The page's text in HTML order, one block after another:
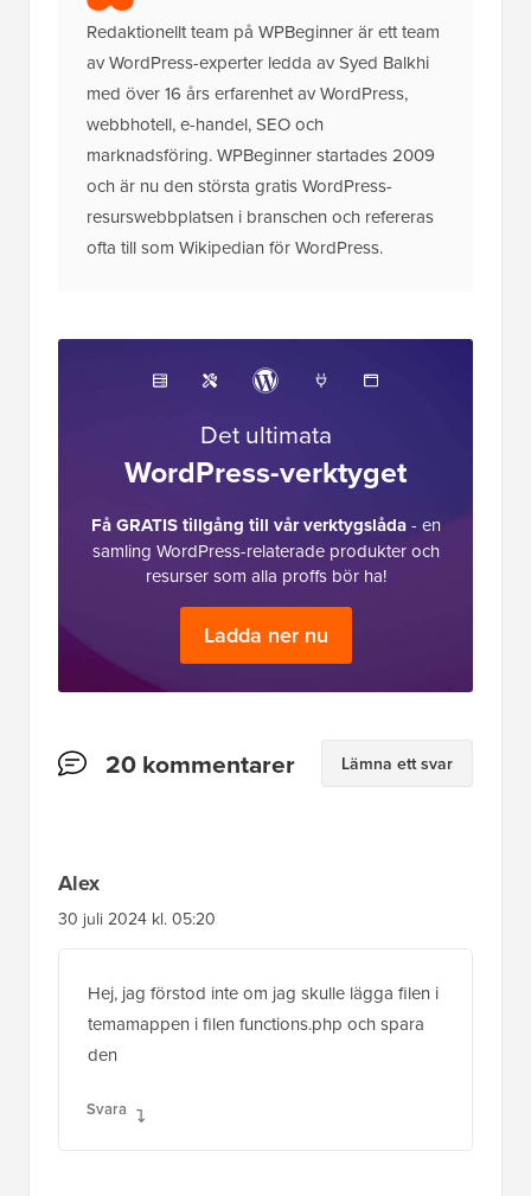
Redaktionellt team på WPBeginner är ett team
av WordPress-experter ledda av Syed Balkhi
med över 16 års erfarenhet av WordPress,
webbhotell, e-handel, SEO och
marknadsföring. WPBeginner startades 2009
och är nu den största gratis WordPress-
resurswebbplatsen i branschen och refereras
ofta till som Wikipedian för WordPress.
Det ultimata
WordPress-verktyget
Få GRATIS tillgång till vår verktygslåda- en
samling WordPress-relaterade produkter och
resurser som alla proffs bör ha!
Ladda ner nu
Läsarnas20 kommentarer Lämna ett svar
Alex
30 juli 2024 kl. 05:20
Hej, jag förstod inte om jag skulle lägga filen i
temamappen i filen functions.php och spara
den
Svara